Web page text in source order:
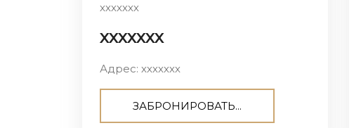
ххххххх
ххххххх
Адрес: ххххххх
ЗАБРОНИРОВАТЬ...